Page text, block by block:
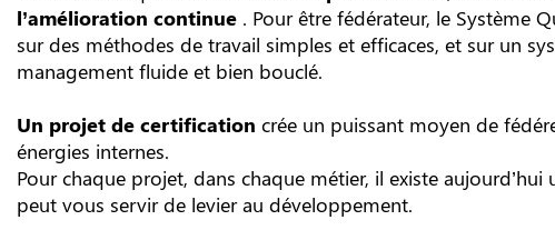
l’amélioration continue . Pour être fédérateur, le Système
sur des méthodes de travail simples et efficaces, et sur un
management fluide et bien bouclé.
Un projet de certification crée un puissant moyen de
énergies internes.
Pour chaque projet, dans chaque métier, il existe
peut vous servir de levier au développement.